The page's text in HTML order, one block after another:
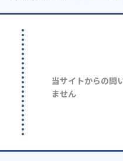
当サイトからの問
ません